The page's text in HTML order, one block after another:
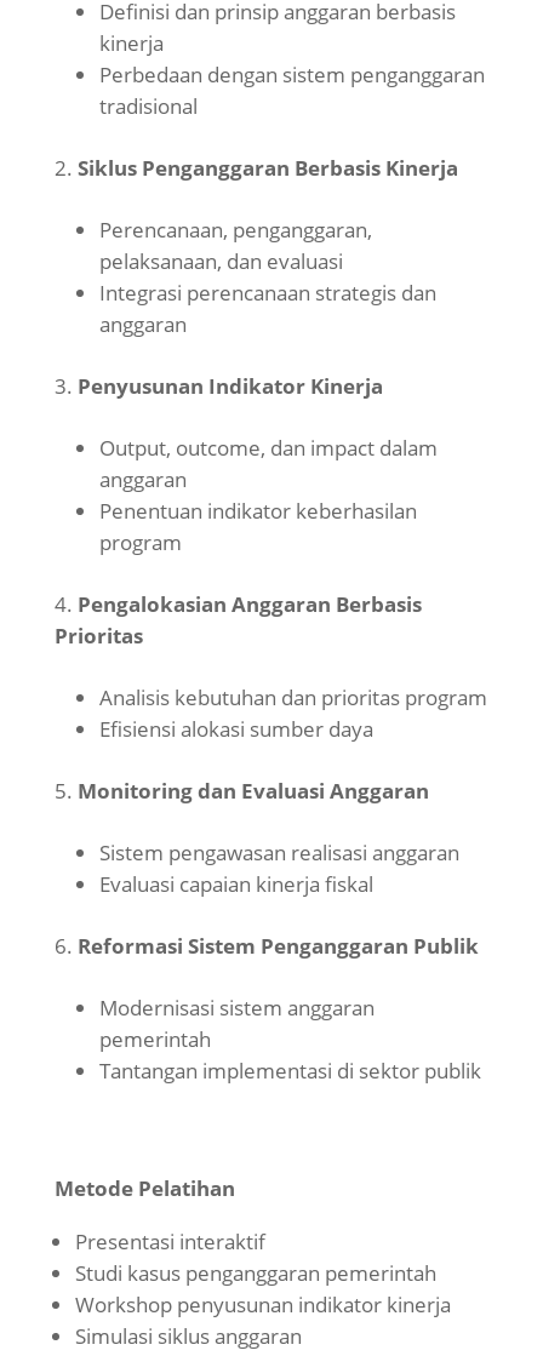
Definisi dan prinsip anggaran berbasis
kinerja
Perbedaan dengan sistem penganggaran
tradisional
Siklus Penganggaran Berbasis Kinerja
Perencanaan, penganggaran,
pelaksanaan, dan evaluasi
Integrasi perencanaan strategis dan
anggaran
Penyusunan Indikator Kinerja
Output, outcome, dan impact dalam
anggaran
Penentuan indikator keberhasilan
program
Pengalokasian Anggaran Berbasis
Prioritas
Analisis kebutuhan dan prioritas program
Efisiensi alokasi sumber daya
Monitoring dan Evaluasi Anggaran
Sistem pengawasan realisasi anggaran
Evaluasi capaian kinerja fiskal
Reformasi Sistem Penganggaran Publik
Modernisasi sistem anggaran
pemerintah
Tantangan implementasi di sektor publik
Metode Pelatihan
Presentasi interaktif
Studi kasus penganggaran pemerintah
Workshop penyusunan indikator kinerja
Simulasi siklus anggaran